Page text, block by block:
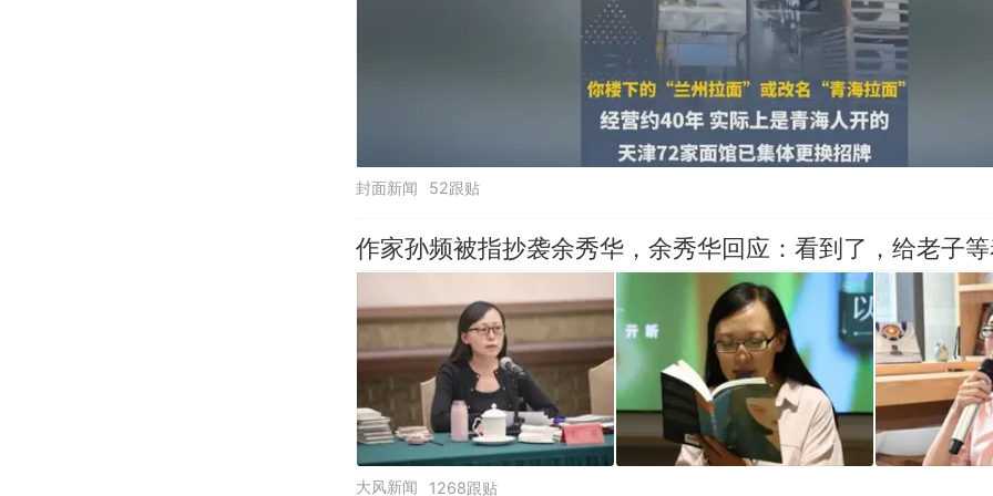
封面新闻 52跟贴
作家孙频被指抄袭余秀华，余秀华回应：看到了，给老子
大风新闻 1268跟贴